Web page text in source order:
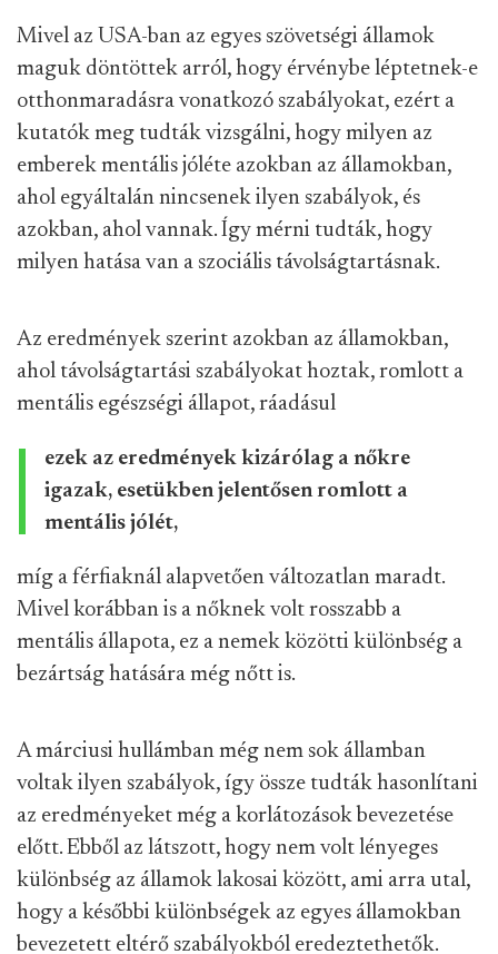
Mivel az USA-ban az egyes szövetségi államok
maguk döntöttek arról, hogy érvénybe léptetnek-e
otthonmaradásra vonatkozó szabályokat, ezért a
kutatók meg tudták vizsgálni, hogy milyen az
emberek mentális jóléte azokban az államokban,
ahol egyáltalán nincsenek ilyen szabályok, és
azokban, ahol vannak. Így mérni tudták, hogy
milyen hatása van a szociális távolságtartásnak.
Az eredmények szerint azokban az államokban,
ahol távolságtartási szabályokat hoztak, romlott a
mentális egészségi állapot, ráadásul
ezek az eredmények kizárólag a nőkre
igazak, esetükben jelentősen romlott a
mentális jólét,
míg a férfiaknál alapvetően változatlan maradt.
Mivel korábban is a nőknek volt rosszabb a
mentális állapota, ez a nemek közötti különbség a
bezártság hatására még nőtt is.
A márciusi hullámban még nem sok államban
voltak ilyen szabályok, így össze tudták hasonlítani
az eredményeket még a korlátozások bevezetése
előtt. Ebből az látszott, hogy nem volt lényeges
különbség az államok lakosai között, ami arra utal,
hogy a későbbi különbségek az egyes államokban
bevezetett eltérő szabályokból eredeztethetők.